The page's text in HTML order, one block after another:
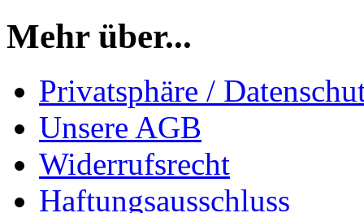
Mehr über...
Privatsphäre /
Unsere AGB
Widerrufsrecht
Haftungsausschluss